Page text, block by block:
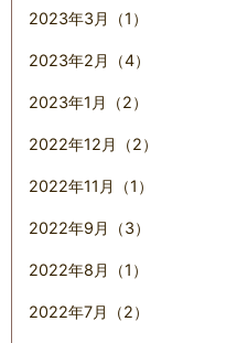
2023年3月（1）
2023年2月（4）
2023年1月（2）
2022年12月（2）
2022年11月（1）
2022年9月（3）
2022年8月（1）
2022年7月（2）